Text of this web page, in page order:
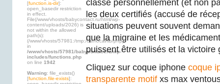
[function.is-dir]:
open_basedir restriction
in effect.
File(/www/vhosts/babycontact.ru/html/wp-
content/uploads/2026) is
not within the allowed
path(s):
(/www/vhosts/57981:/tmp:/usr/local/lib/php)
in
/www/vhosts/57981/babycontact.ru/wp-
includes/functions.php
on line 1942
Warning: file_exists()
[function.file-exists]:
classe personnellement (et non
les deux certifiés (accusé de
situations peuvent souvent
que la migraine et les
puissent être utilisés et la victoire
Cliquez sur coque iphone coque
transparente motif xs max